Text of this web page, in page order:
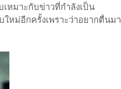
เหมาะกับข่าวที่กำลังเป็น
หม่อีกครั้งเพราะว่าอยากตื่นมา